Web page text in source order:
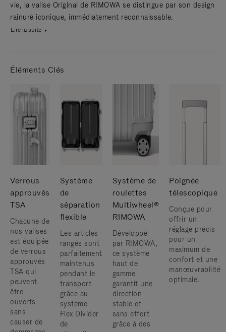
vie, la valise Original de RIMOWA se distingue par son design
rainuré iconique, immédiatement reconnaissable.
Lire la suite
Éléments Clés
Verrous
approuvés
TSA
Chacune de
nos valises
est équipée
de verrous
approuvés
TSA qui
peuvent
être
ouverts
sans
causer de
Système
de
séparation
flexible
Les articles
rangés sont
parfaitement
maintenus
pendant le
transport
grâce au
système
Flex Divider
de
Système de
roulettes
Multiwheel®
RIMOWA
Développé
par RIMOWA,
ce système
haut de
gamme
garantit une
direction
stable et
sans effort
grâce à des
Poignée
télescopique
Conçue pour
offrir un
réglage précis
pour un
maximum de
confort et une
manœuvrabilité
optimale.